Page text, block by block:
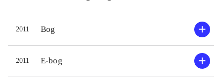
dødsgangen efter at have myrdet
mindst en anden pige dengang. Eliza
bliver skræmt, usikker og oprevet,
for hvad vil Walter egentlig, og hvad
kan han gøre hende nu? Romanen
2011 Bog
2011 E-bog